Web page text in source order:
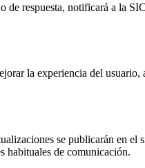
respuesta, notificará a la
la experiencia del
se publicarán en el
habituales de comunicación.